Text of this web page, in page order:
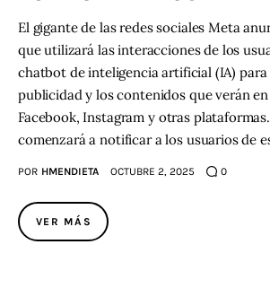
El gigante de las redes sociales Meta
que utilizará las interacciones de los
chatbot de inteligencia artificial (IA)
publicidad y los contenidos que verán
Facebook, Instagram y otras
comenzará a notificar a los usuarios de
POR HMENDIETA OCTUBRE 2, 2025 0
VER MÁS